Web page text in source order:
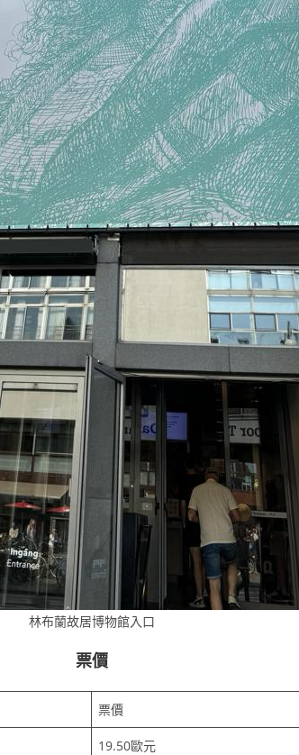
林布蘭故居博物館入口
票價
票價
19.50歐元